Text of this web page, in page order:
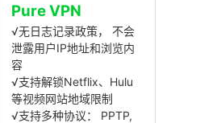
Pure VPN
√无日志记录政策， 不会
泄露用户IP地址和浏览内
容
√支持解锁Netflix、Hulu
等视频网站地域限制
√支持多种协议： PPTP,